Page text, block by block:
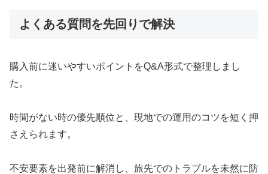
よくある質問を先回りで解決
購入前に迷いやすいポイントをQ&A形式で整理しまし
た。
時間がない時の優先順位と、現地での運用のコツを短く押
さえられます。
不安要素を出発前に解消し、旅先でのトラブルを未然に防